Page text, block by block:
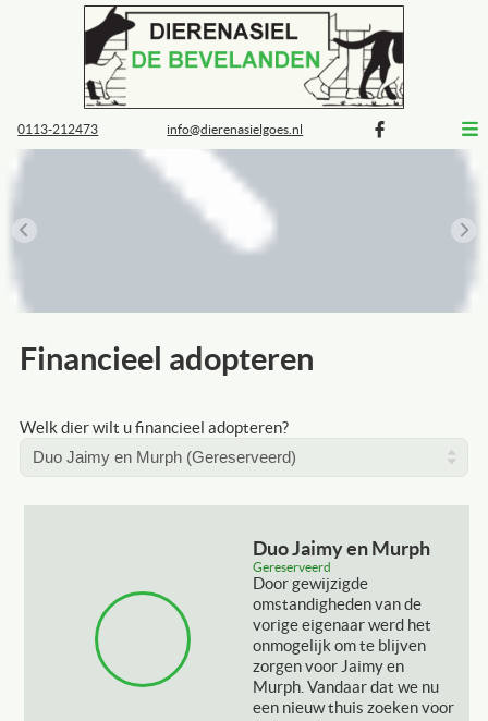
0113-212473 info@dierenasielgoes.nl
Financieel adopteren
Welk dier wilt u financieel adopteren?
Duo Jaimy en Murph
Gereserveerd
Door gewijzigde
omstandigheden van de
vorige eigenaar werd het
onmogelijk om te blijven
zorgen voor Jaimy en
Murph. Vandaar dat we nu
een nieuw thuis zoeken voor